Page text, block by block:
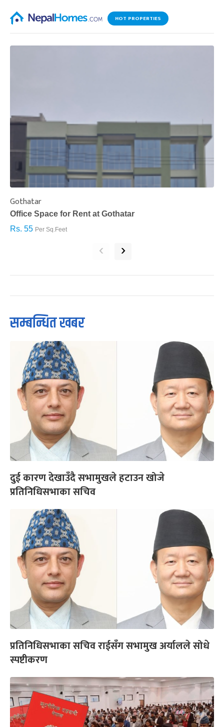
HOT PROPERTIES
Gothatar
Office Space for Rent at Gothatar
Rs. 55 Per Sq.Feet
‹ ›
सम्बन्धित खबर
दुई कारण देखाउँदै सभामुखले हटाउन खोजे
प्रतिनिधिसभाका सचिव
प्रतिनिधिसभाका सचिव राईसँग सभामुख अर्यालले सोधे
स्पष्टीकरण